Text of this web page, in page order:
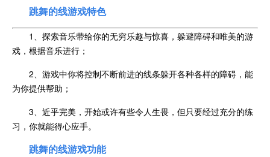
跳舞的线游戏特色
1、探索音乐带给你的无穷乐趣与惊喜，躲避障碍和唯美的游
戏，根据音乐进行；
2、游戏中你将控制不断前进的线条躲开各种各样的障碍，能
为你提供帮助；
3、近乎完美，开始或许有些令人生畏，但只要经过充分的练
习，你就能得心应手。
跳舞的线游戏功能